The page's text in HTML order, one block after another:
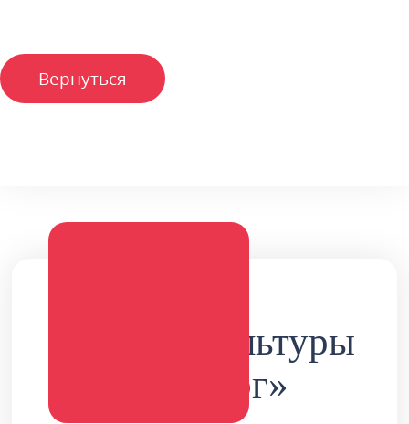
Вернуться
Дворец культуры
«Металлург»